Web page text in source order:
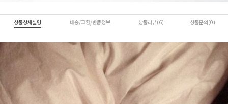
상품상세설명 배송/교환/반품정보 상품리뷰(6) 상품문의(0)